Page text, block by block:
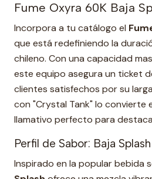
Fume Oxyra 60K Baja
Incorpora a tu catálogo el
que está redefiniendo la
chileno. Con una capacidad
este equipo asegura un ticket
clientes satisfechos por su
con "Crystal Tank" lo convierte
llamativo perfecto para
Perfil de Sabor: Baja Splash
Inspirado en la popular bebida